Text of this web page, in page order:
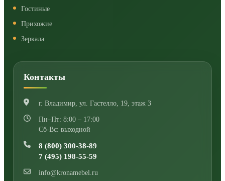
Гостиные
Прихожие
Зеркала
Контакты
г. Владимир, ул. Гастелло, 19, этаж 3
Пн–Пт: 8:00 – 17:00
Сб-Вс: выходной
8 (800) 300-38-89
7 (495) 198-55-59
info@kronamebel.ru